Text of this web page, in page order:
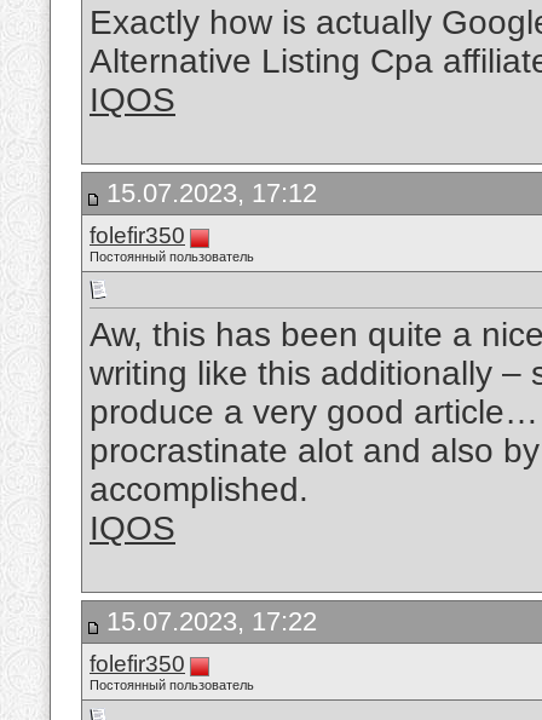
Exactly how is actually
Alternative Listing Cpa
IQOS
15.07.2023, 17:12
folefir350
Постоянный пользователь
Aw, this has been quite a
writing like this additionally –
produce a very good
procrastinate alot and also
accomplished.
IQOS
15.07.2023, 17:22
folefir350
Постоянный пользователь